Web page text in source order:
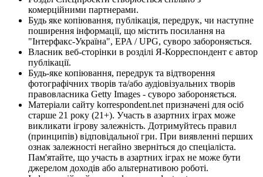
комерційними партнерами.
Будь яке копіювання, публікація, передрук, чи наступне
поширення інформації, що містить посилання на
"Інтерфакс-Україна", EPA / UPG, суворо забороняється.
Власник веб-сторінки в розділі Я-Корреспондент є автор
публікації.
Будь-яке копіювання, передрук та відтворення
фотографічних творів та/або аудіовізуальних творів
правовласника Getty Images - суворо забороняється.
Матеріали сайту korrespondent.net призначені для осіб
старше 21 року (21+). Участь в азартних іграх може
викликати ігрову залежність. Дотримуйтесь правил
(принципів) відповідальної гри. При виявленні перших
ознак залежності негайно зверніться до спеціаліста.
Пам'ятайте, що участь в азартних іграх не може бути
джерелом доходів або альтернативою роботі.